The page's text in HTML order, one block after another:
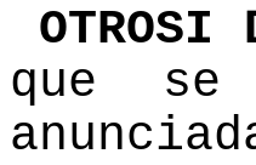
OTROSI
que